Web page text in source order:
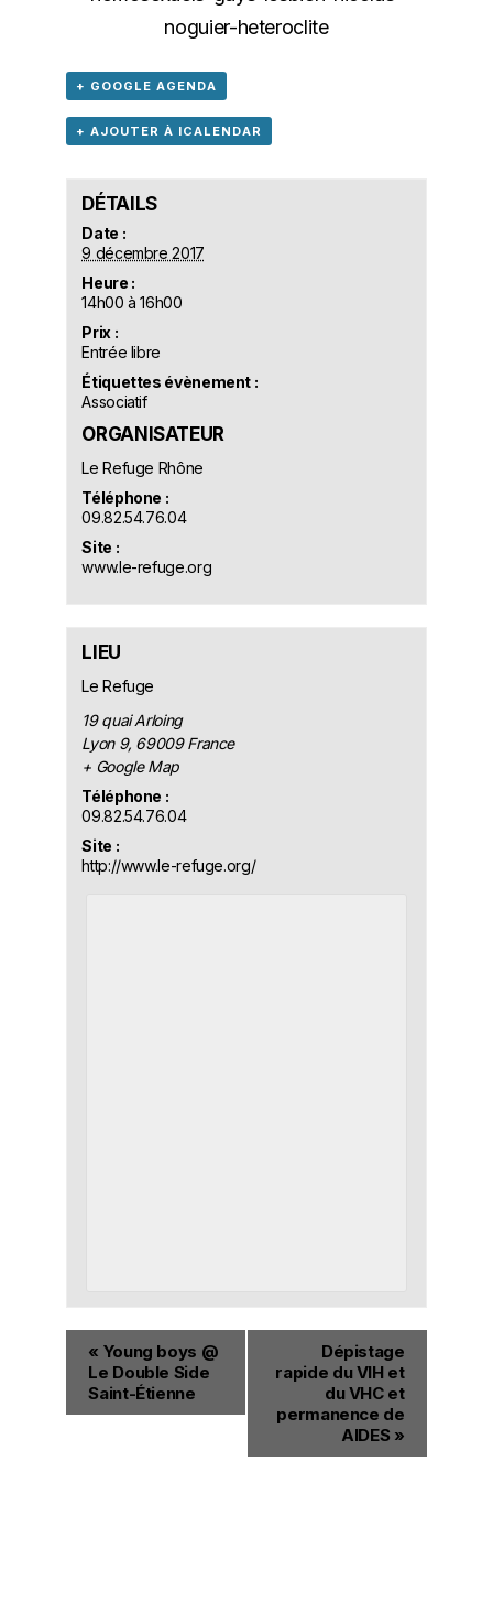
+ GOOGLE AGENDA
+ AJOUTER À ICALENDAR
DÉTAILS
Date :
9 décembre 2017
Heure :
14h00 à 16h00
Prix :
Entrée libre
Étiquettes évènement :
Associatif
ORGANISATEUR
Le Refuge Rhône
Téléphone :
09.82.54.76.04
Site :
www.le-refuge.org
LIEU
Le Refuge
19 quai Arloing
Lyon 9, 69009 France
+ Google Map
Téléphone :
09.82.54.76.04
Site :
http://www.le-refuge.org/
« Young boys @
Le Double Side
Saint-Étienne
Dépistage
rapide du VIH et
du VHC et
permanence de
AIDES »